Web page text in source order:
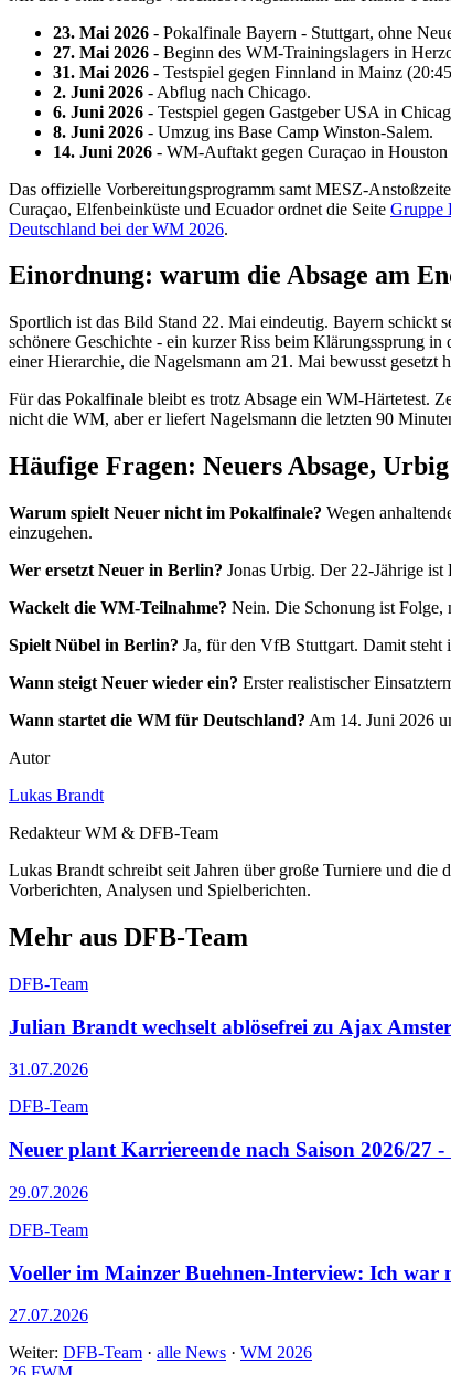
23. Mai 2026 - Pokalfinale Bayern - Stuttgart, ohne
27. Mai 2026 - Beginn des WM-Trainingslagers in
31. Mai 2026 - Testspiel gegen Finnland in Mainz
2. Juni 2026 - Abflug nach Chicago.
6. Juni 2026 - Testspiel gegen Gastgeber USA in
8. Juni 2026 - Umzug ins Base Camp Winston-Salem.
14. Juni 2026 - WM-Auftakt gegen Curaçao in
Das offizielle Vorbereitungsprogramm samt MESZ-
Curaçao, Elfenbeinküste und Ecuador ordnet die Seite Gruppe
Deutschland bei der WM 2026.
Einordnung: warum die Absage am
Sportlich ist das Bild Stand 22. Mai eindeutig. Bayern schickt
schönere Geschichte - ein kurzer Riss beim Klärungssprung
einer Hierarchie, die Nagelsmann am 21. Mai bewusst
Für das Pokalfinale bleibt es trotz Absage ein WM-Härtetest.
nicht die WM, aber er liefert Nagelsmann die letzten 90
Häufige Fragen: Neuers Absage,
Warum spielt Neuer nicht im Pokalfinale? Wegen
einzugehen.
Wer ersetzt Neuer in Berlin? Jonas Urbig. Der 22-Jährige
Wackelt die WM-Teilnahme? Nein. Die Schonung ist Folge,
Spielt Nübel in Berlin? Ja, für den VfB Stuttgart. Damit steht
Wann steigt Neuer wieder ein? Erster realistischer
Wann startet die WM für Deutschland? Am 14. Juni 2026
Autor
Lukas Brandt
Redakteur WM & DFB-Team
Lukas Brandt schreibt seit Jahren über große Turniere und
Vorberichten, Analysen und Spielberichten.
Mehr aus DFB-Team
DFB-Team
Julian Brandt wechselt ablösefrei zu Ajax
31.07.2026
DFB-Team
Neuer plant Karriereende nach Saison 2026/27
29.07.2026
DFB-Team
Voeller im Mainzer Buehnen-Interview: Ich
27.07.2026
Weiter: DFB-Team · alle News · WM 2026